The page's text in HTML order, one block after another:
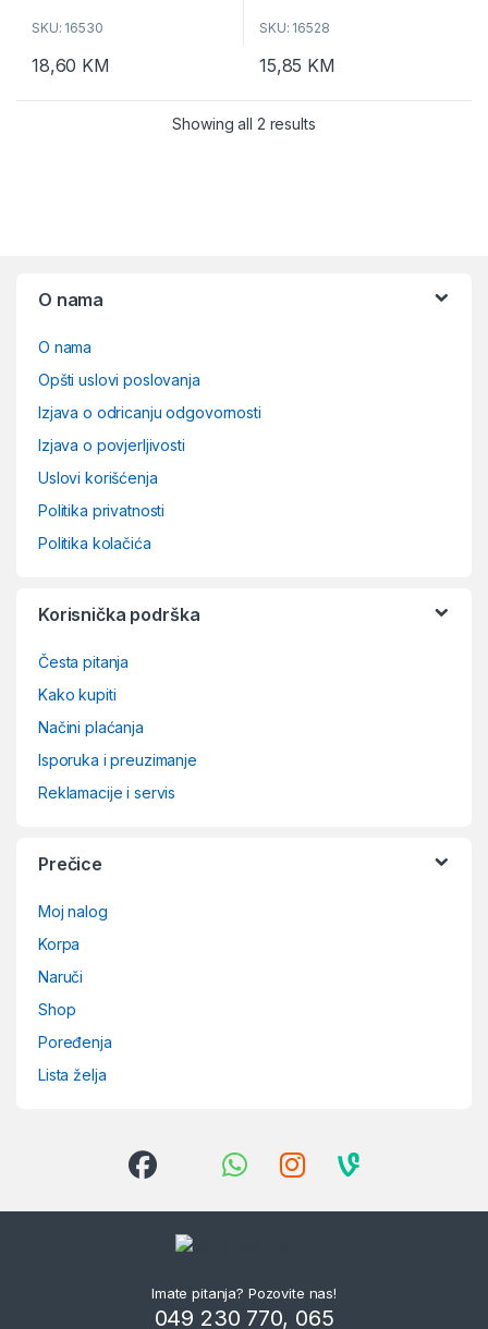
SKU: 16530
18,60 KM
SKU: 16528
15,85 KM
Showing all 2 results
O nama
O nama
Opšti uslovi poslovanja
Izjava o odricanju odgovornosti
Izjava o povjerljivosti
Uslovi korišćenja
Politika privatnosti
Politika kolačića
Korisnička podrška
Česta pitanja
Kako kupiti
Načini plaćanja
Isporuka i preuzimanje
Reklamacije i servis
Prečice
Moj nalog
Korpa
Naruči
Shop
Poređenja
Lista želja
Imate pitanja? Pozovite nas!
049 230 770, 065